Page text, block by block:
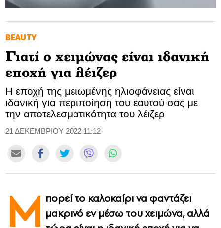
SOOZIE’S FRIENDS
CULTURE
TASTELAND
TECH
HEALTH
MEDIALAND
DRIVE
SPORTS
DIA Y NOCHE
BEAUTY
Γιατί ο χειμώνας είναι ιδανική
εποχή για λέιζερ
Η εποχή της μειωμένης ηλιοφάνειας είναι
ιδανική για περιποίηση του εαυτού σας με
την αποτελεσματικότητα του λέιζερ
21 ΔΕΚΕΜΒΡΙΟΥ 2022 11:12
Μ πορεί το καλοκαίρι να φαντάζει
μακρινό εν μέσω του χειμώνα, αλλά